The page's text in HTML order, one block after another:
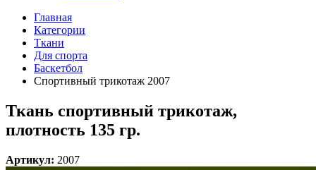
Главная
Категории
Ткани
Для спорта
Баскетбол
Спортивный трикотаж 2007
Ткань спортивный трикотаж,
плотность 135 гр.
Артикул: 2007